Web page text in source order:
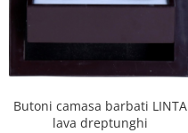
Butoni camasa barbati LINTA
lava dreptunghi